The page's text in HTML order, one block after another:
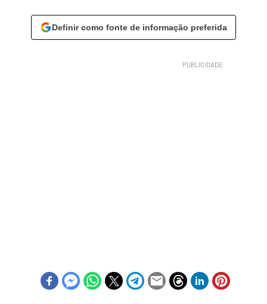
Definir como fonte de informação preferida